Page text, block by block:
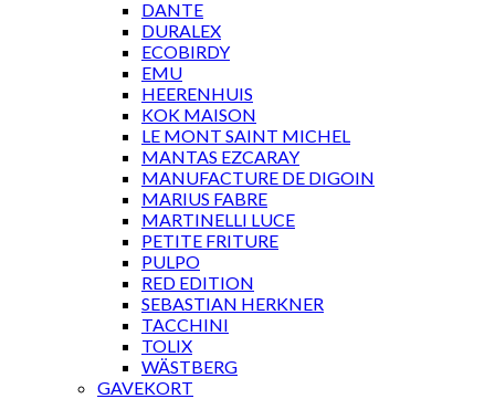
DANTE
DURALEX
ECOBIRDY
EMU
HEERENHUIS
KOK MAISON
LE MONT SAINT MICHEL
MANTAS EZCARAY
MANUFACTURE DE DIGOIN
MARIUS FABRE
MARTINELLI LUCE
PETITE FRITURE
PULPO
RED EDITION
SEBASTIAN HERKNER
TACCHINI
TOLIX
WÄSTBERG
GAVEKORT